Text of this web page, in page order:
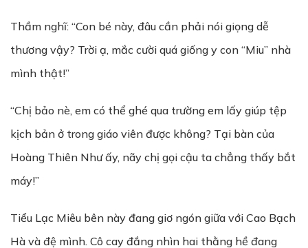
Thầm nghĩ: “Con bé này, đâu cần phải nói giọng dễ
thương vậy? Trời ạ, mắc cười quá giống y con “Miu” nhà
mình thật!”
“Chị bảo nè, em có thể ghé qua trường em lấy giúp tệp
kịch bản ở trong giáo viên được không? Tại bàn của
Hoàng Thiên Như ấy, nãy chị gọi cậu ta chẳng thấy bắt
máy!”
Tiểu Lạc Miêu bên này đang giơ ngón giữa với Cao Bạch
Hà và đệ mình. Cô cay đắng nhìn hai thằng hề đang